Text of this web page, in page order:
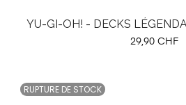
YU-GI-OH! - DECKS
Prix
29,90 CHF
RUPTURE DE STOCK